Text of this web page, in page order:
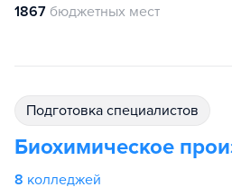
1867 бюджетных мест
подготовка специалистов
Биохимическое
8 колледжей